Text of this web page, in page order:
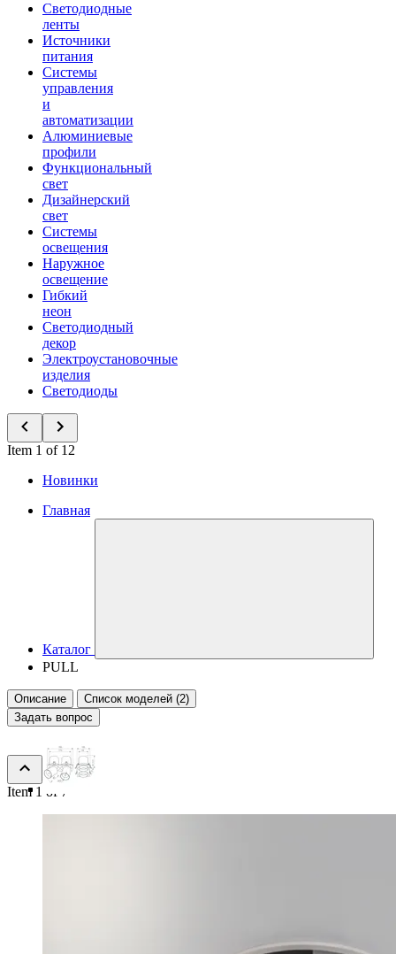
Светодиодные
ленты
Источники
питания
Системы
управления
и
автоматизации
Алюминиевые
профили
Функциональный
свет
Дизайнерский
свет
Системы
освещения
Наружное
освещение
Гибкий
неон
Светодиодный
декор
Электроустановочные
изделия
Светодиоды
Item 1 of 12
Новинки
Главная
Каталог
PULL
Описание
Список моделей (2)
Задать вопрос
Item 1 of 7